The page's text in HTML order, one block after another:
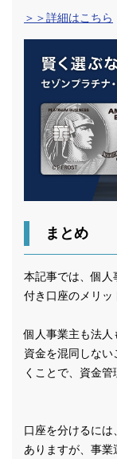
＞＞詳細はこちら
まとめ
本記事では、個人
付き口座のメリッ
個人事業主も法人
資金を混同しな
くことで、資金管
口座を分けるに
ありますが、事